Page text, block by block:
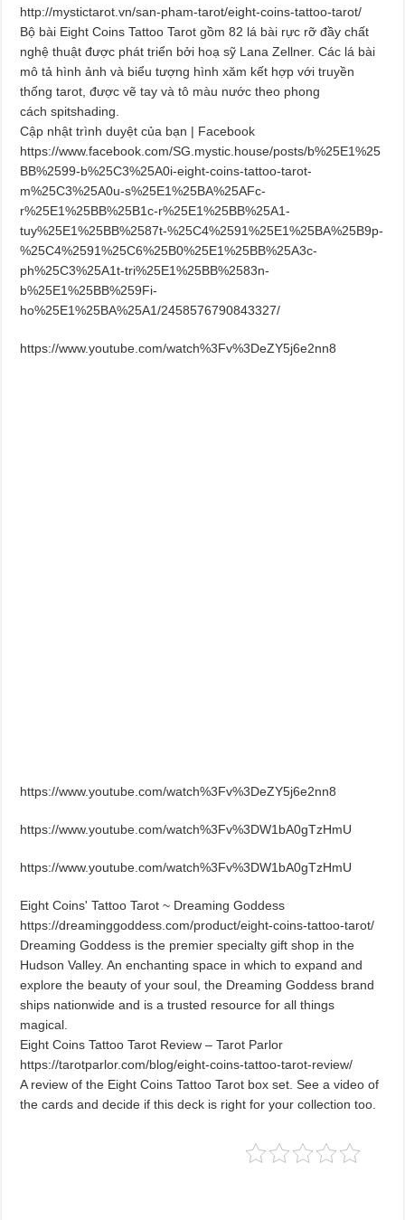
http://mystictarot.vn/san-pham-tarot/eight-coins-tattoo-tarot/
Bộ bài Eight Coins Tattoo Tarot gồm 82 lá bài rực rỡ đầy chất
nghệ thuật được phát triển bởi hoạ sỹ Lana Zellner. Các lá bài
mô tả hình ảnh và biểu tượng hình xăm kết hợp với truyền
thống tarot, được vẽ tay và tô màu nước theo phong
cách spitshading.
Cập nhật trình duyệt của bạn | Facebook
https://www.facebook.com/SG.mystic.house/posts/b%25E1%25
BB%2599-b%25C3%25A0i-eight-coins-tattoo-tarot-
m%25C3%25A0u-s%25E1%25BA%25AFc-
r%25E1%25BB%25B1c-r%25E1%25BB%25A1-
tuy%25E1%25BB%2587t-%25C4%2591%25E1%25BA%25B9p-
%25C4%2591%25C6%25B0%25E1%25BB%25A3c-
ph%25C3%25A1t-tri%25E1%25BB%2583n-
b%25E1%25BB%259Fi-
ho%25E1%25BA%25A1/2458576790843327/
https://www.youtube.com/watch%3Fv%3DeZY5j6e2nn8
https://www.youtube.com/watch%3Fv%3DeZY5j6e2nn8
https://www.youtube.com/watch%3Fv%3DW1bA0gTzHmU
https://www.youtube.com/watch%3Fv%3DW1bA0gTzHmU
Eight Coins' Tattoo Tarot ~ Dreaming Goddess
https://dreaminggoddess.com/product/eight-coins-tattoo-tarot/
Dreaming Goddess is the premier specialty gift shop in the
Hudson Valley. An enchanting space in which to expand and
explore the beauty of your soul, the Dreaming Goddess brand
ships nationwide and is a trusted resource for all things
magical.
Eight Coins Tattoo Tarot Review – Tarot Parlor
https://tarotparlor.com/blog/eight-coins-tattoo-tarot-review/
A review of the Eight Coins Tattoo Tarot box set. See a video of
the cards and decide if this deck is right for your collection too.